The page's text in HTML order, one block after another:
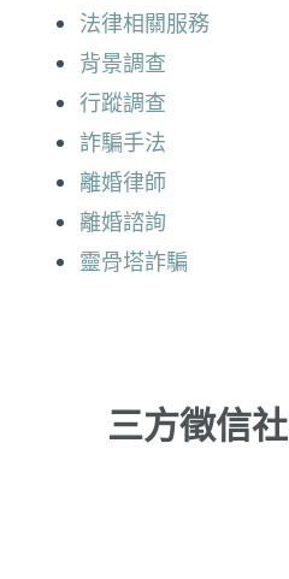
法律相關服務
背景調查
行蹤調查
詐騙手法
離婚律師
離婚諮詢
靈骨塔詐騙
三方徵信